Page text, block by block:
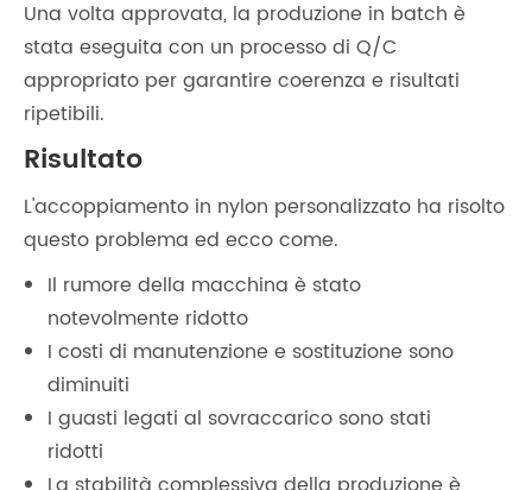
Una volta approvata, la produzione in batch è
stata eseguita con un processo di Q/C
appropriato per garantire coerenza e risultati
ripetibili.
Risultato
L'accoppiamento in nylon personalizzato ha risolto
questo problema ed ecco come.
Il rumore della macchina è stato
notevolmente ridotto
I costi di manutenzione e sostituzione sono
diminuiti
I guasti legati al sovraccarico sono stati
ridotti